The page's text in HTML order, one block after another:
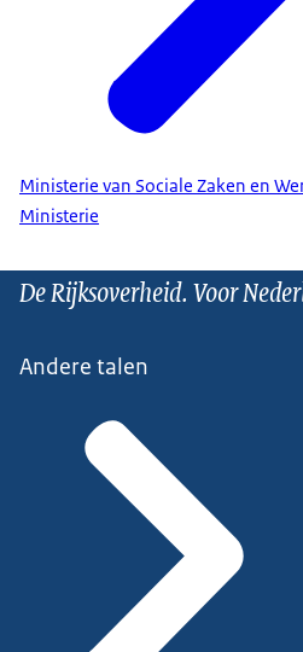
Ministerie van Sociale Zaken en
Ministerie
De Rijksoverheid. Voor
Andere talen